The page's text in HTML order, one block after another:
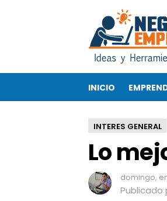
m
r
d
e
l
b
g
e
INICIO
INTERES GENERAL
Lo
domingo,
Publicado